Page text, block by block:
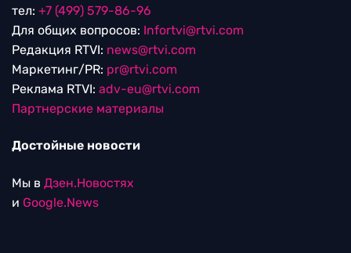
тел: +7 (499) 579-86-96
Для общих вопросов: Infortvi@rtvi.com
Редакция RTVI: news@rtvi.com
Маркетинг/PR: pr@rtvi.com
Реклама RTVI: adv-eu@rtvi.com
Партнерские материалы
Достойные новости
Мы в Дзен.Новостях
и Google.News